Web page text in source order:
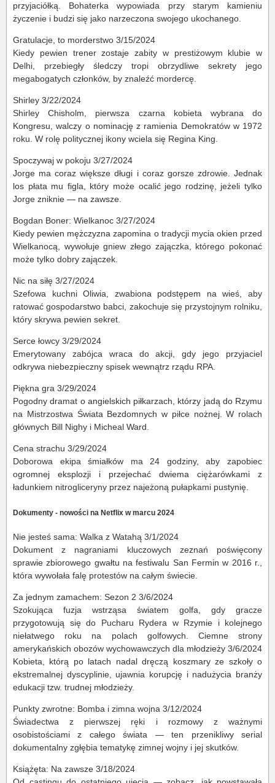
przyjaciółką. Bohaterka wypowiada przy starym kamieniu
życzenie i budzi się jako narzeczona swojego ukochanego.
Gratulacje, to morderstwo 3/15/2024
Kiedy pewien trener zostaje zabity w prestiżowym klubie w
Delhi, przebiegły śledczy tropi obrzydliwe sekrety jego
megabogatych członków, by znaleźć mordercę.
Shirley 3/22/2024
Shirley Chisholm, pierwsza czarna kobieta wybrana do
Kongresu, walczy o nominację z ramienia Demokratów w 1972
roku. W rolę politycznej ikony wciela się Regina King.
Spoczywaj w pokoju 3/27/2024
Jorge ma coraz większe długi i coraz gorsze zdrowie. Jednak
los płata mu figla, który może ocalić jego rodzinę, jeżeli tylko
Jorge zniknie — na zawsze.
Bogdan Boner: Wielkanoc 3/27/2024
Kiedy pewien mężczyzna zapomina o tradycji mycia okien przed
Wielkanocą, wywołuje gniew złego zajączka, którego pokonać
może tylko dobry zajączek.
Nic na siłę 3/27/2024
Szefowa kuchni Oliwia, zwabiona podstępem na wieś, aby
ratować gospodarstwo babci, zakochuje się przystojnym rolniku,
który skrywa pewien sekret.
Serce łowcy 3/29/2024
Emerytowany zabójca wraca do akcji, gdy jego przyjaciel
odkrywa niebezpieczny spisek wewnątrz rządu RPA.
Piękna gra 3/29/2024
Pogodny dramat o angielskich piłkarzach, którzy jadą do Rzymu
na Mistrzostwa Świata Bezdomnych w piłce nożnej. W rolach
głównych Bill Nighy i Micheal Ward.
Cena strachu 3/29/2024
Doborowa ekipa śmiałków ma 24 godziny, aby zapobiec
ogromnej eksplozji i przejechać dwiema ciężarówkami z
ładunkiem nitrogliceryny przez najeżoną pułapkami pustynię.
Dokumenty - nowości na Netflix w marcu 2024
Nie jesteś sama: Walka z Watahą 3/1/2024
Dokument z nagraniami kluczowych zeznań poświęcony
sprawie zbiorowego gwałtu na festiwalu San Fermin w 2016 r.,
która wywołała falę protestów na całym świecie.
Za jednym zamachem: Sezon 2 3/6/2024
Szokująca fuzja wstrząsa światem golfa, gdy gracze
przygotowują się do Pucharu Rydera w Rzymie i kolejnego
niełatwego roku na polach golfowych. Ciemne strony
amerykańskich obozów wychowawczych dla młodzieży 3/6/2024
Kobieta, którą po latach nadal dręczą koszmary ze szkoły o
ekstremalnej dyscyplinie, ujawnia korupcję i nadużycia branży
edukacji tzw. trudnej młodzieży.
Punkty zwrotne: Bomba i zimna wojna 3/12/2024
Świadectwa z pierwszej ręki i rozmowy z ważnymi
osobistościami z całego świata — ten przenikliwy serial
dokumentalny zgłębia tematykę zimnej wojny i jej skutków.
Książęta: Na zawsze 3/18/2024